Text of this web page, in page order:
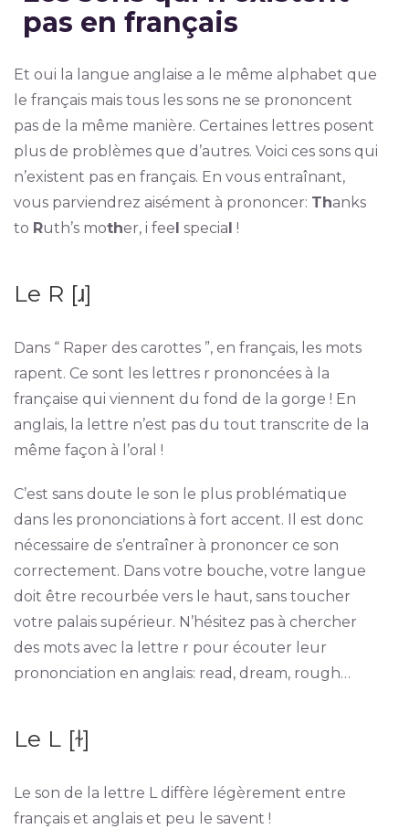
pas en français
Et oui la langue anglaise a le même alphabet que
le français mais tous les sons ne se prononcent
pas de la même manière. Certaines lettres posent
plus de problèmes que d’autres. Voici ces sons qui
n’existent pas en français. En vous entraînant,
vous parviendrez aisément à prononcer: Thanks
to Ruth’s mother, i fee specia !
Le R [ɹ]
Dans “ Raper des carottes ”, en français, les mots
rapent. Ce sont les lettres r prononcées à la
française qui viennent du fond de la gorge ! En
anglais, la lettre n’est pas du tout transcrite de la
même façon à l’oral !
C’est sans doute le son le plus problématique
dans les prononciations à fort accent. Il est donc
nécessaire de s’entraîner à prononcer ce son
correctement. Dans votre bouche, votre langue
doit être recourbée vers le haut, sans toucher
votre palais supérieur. N’hésitez pas à chercher
des mots avec la lettre r pour écouter leur
prononciation en anglais: read, dream, rough…
Le L [ɫ]
Le son de la lettre L diffère légèrement entre
français et anglais et peu le savent !